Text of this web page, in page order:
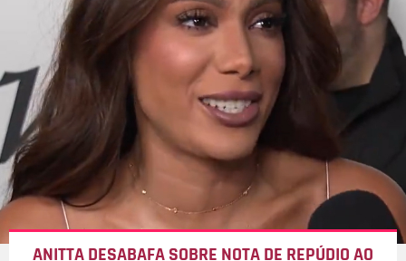
ANITTA DESABAFA SOBRE NOTA DE REPÚDIO AO